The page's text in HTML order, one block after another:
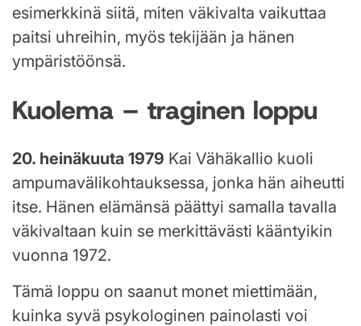
esimerkkinä siitä, miten väkivalta vaikuttaa
paitsi uhreihin, myös tekijään ja hänen
ympäristöönsä.
Kuolema – traginen loppu
20. heinäkuuta 1979 Kai Vähäkallio kuoli
ampumavälikohtauksessa, jonka hän aiheutti
itse. Hänen elämänsä päättyi samalla tavalla
väkivaltaan kuin se merkittävästi kääntyikin
vuonna 1972.
Tämä loppu on saanut monet miettimään,
kuinka syvä psykologinen painolasti voi